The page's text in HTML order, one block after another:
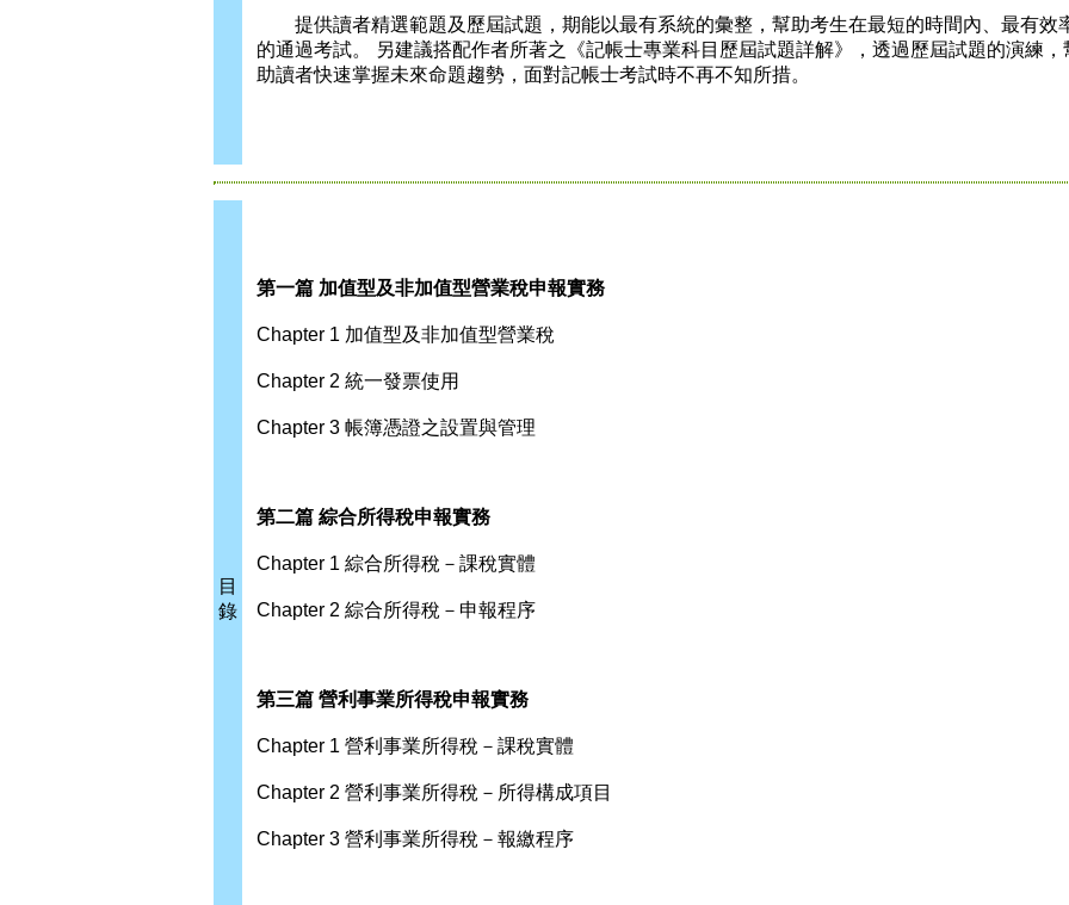
提供讀者精選範題及歷屆試題，期能以最有系統的彙整，幫助考生在最短的時間內、最有效
的通過考試。 另建議搭配作者所著之《記帳士專業科目歷屆試題詳解》，透過歷屆試題的演練，
助讀者快速掌握未來命題趨勢，面對記帳士考試時不再不知所措。
目
錄
第一篇 加值型及非加值型營業稅申報實務
Chapter 1 加值型及非加值型營業稅
Chapter 2 統一發票使用
Chapter 3 帳簿憑證之設置與管理
第二篇 綜合所得稅申報實務
Chapter 1 綜合所得稅－課稅實體
Chapter 2 綜合所得稅－申報程序
第三篇 營利事業所得稅申報實務
Chapter 1 營利事業所得稅－課稅實體
Chapter 2 營利事業所得稅－所得構成項目
Chapter 3 營利事業所得稅－報繳程序